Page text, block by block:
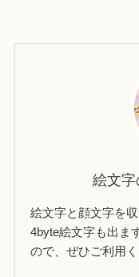
絵文
絵文字と顔文字を収
4byte絵文字も出ま
ので、ぜひご利用く